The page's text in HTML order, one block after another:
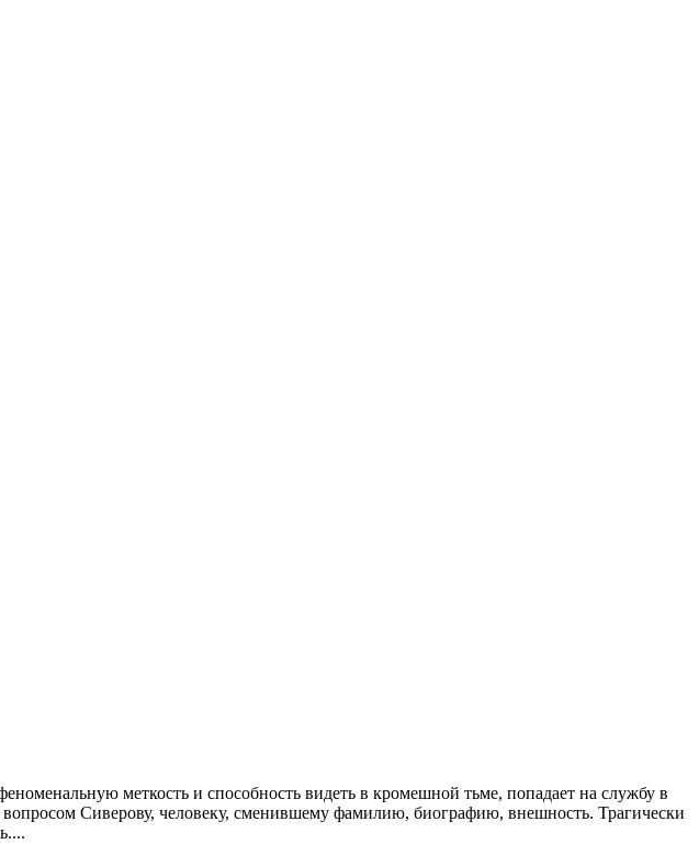
меткость и способность видеть в кромешной тьме, попадает на службу в
Сиверову, человеку, сменившему фамилию, биографию, внешность. Трагически